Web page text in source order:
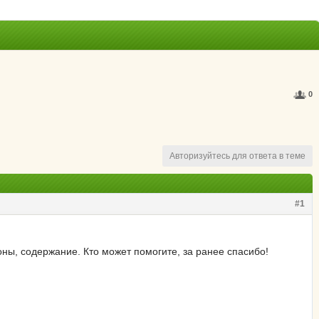
0
Авторизуйтесь для ответа в теме
#1
содержание. Кто может помогите, за ранее спасибо!